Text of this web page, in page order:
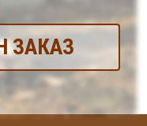
ЗАКАЗ